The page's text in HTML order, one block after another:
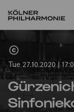
Tue 27.10.2020 |